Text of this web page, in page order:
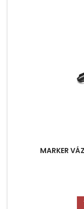
MARKER